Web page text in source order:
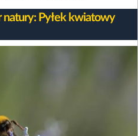
natury: Pyłek kwiatowy